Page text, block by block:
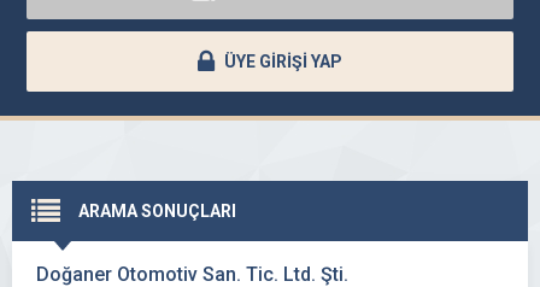
ÜYE GİRİŞİ YAP
ARAMA SONUÇLARI
Doğaner Otomotiv San. Tic. Ltd. Şti.